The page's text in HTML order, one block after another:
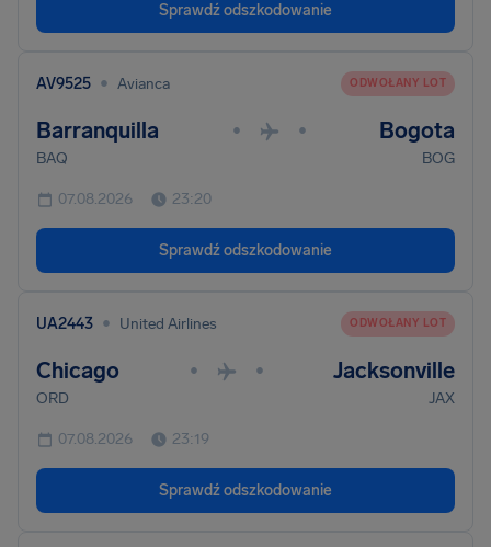
Sprawdź odszkodowanie
AV9525 • Avianca ODWOŁANY LOT
Barranquilla • • Bogota
BAQ BOG
07.08.2026 23:20
Sprawdź odszkodowanie
UA2443 • United Airlines ODWOŁANY LOT
Chicago • • Jacksonville
ORD JAX
07.08.2026 23:19
Sprawdź odszkodowanie